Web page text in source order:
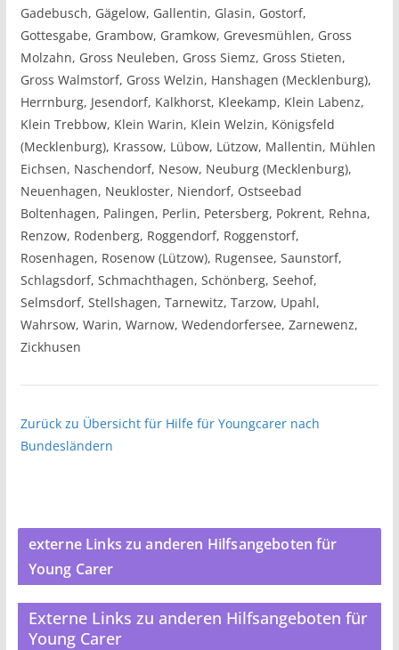
Gadebusch, Gägelow, Gallentin, Glasin, Gostorf,
Gottesgabe, Grambow, Gramkow, Grevesmühlen, Gross
Molzahn, Gross Neuleben, Gross Siemz, Gross Stieten,
Gross Walmstorf, Gross Welzin, Hanshagen (Mecklenburg),
Herrnburg, Jesendorf, Kalkhorst, Kleekamp, Klein Labenz,
Klein Trebbow, Klein Warin, Klein Welzin, Königsfeld
(Mecklenburg), Krassow, Lübow, Lützow, Mallentin, Mühlen
Eichsen, Naschendorf, Nesow, Neuburg (Mecklenburg),
Neuenhagen, Neukloster, Niendorf, Ostseebad
Boltenhagen, Palingen, Perlin, Petersberg, Pokrent, Rehna,
Renzow, Rodenberg, Roggendorf, Roggenstorf,
Rosenhagen, Rosenow (Lützow), Rugensee, Saunstorf,
Schlagsdorf, Schmachthagen, Schönberg, Seehof,
Selmsdorf, Stellshagen, Tarnewitz, Tarzow, Upahl,
Wahrsow, Warin, Warnow, Wedendorfersee, Zarnewenz,
Zickhusen
Zurück zu Übersicht für Hilfe für Youngcarer nach
Bundesländern
externe Links zu anderen Hilfsangeboten für
Young Carer
Externe Links zu anderen Hilfsangeboten für
Young Carer